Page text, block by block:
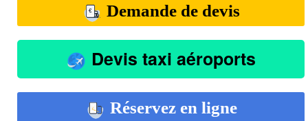
Demande de devis
Devis taxi aéroports
Réservez en ligne